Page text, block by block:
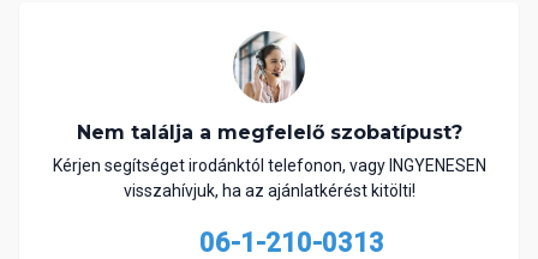
Nem találja a megfelelő szobatípust?
Kérjen segítséget irodánktól telefonon, vagy INGYENESEN
visszahívjuk, ha az ajánlatkérést kitölti!
06-1-210-0313